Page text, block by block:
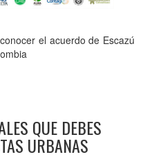
el acuerdo de Escazú
QUE DEBES
URBANAS